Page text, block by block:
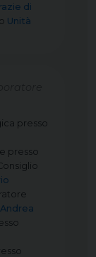
di
Unità
presso
presso